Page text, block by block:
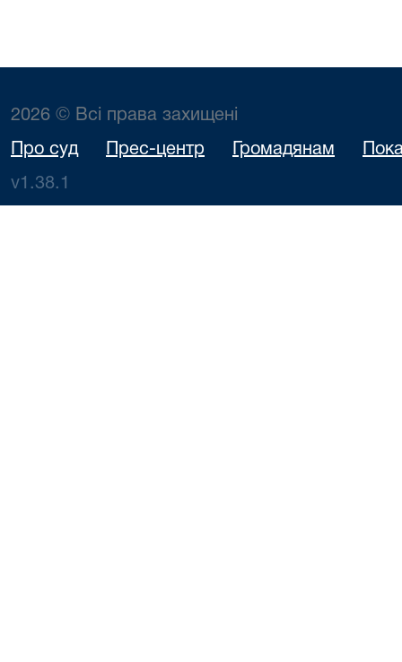
2026 © Всі права захищені
Про суд Прес-центр Громадянам
v1.38.1